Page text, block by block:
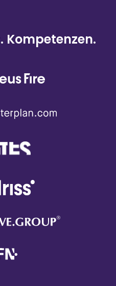
Kompetenzen.